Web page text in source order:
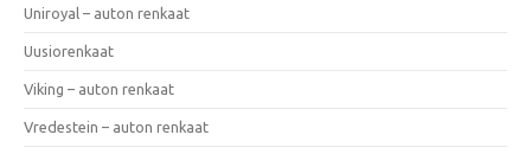
Uniroyal – auton renkaat
Uusiorenkaat
Viking – auton renkaat
Vredestein – auton renkaat